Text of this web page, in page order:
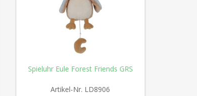
Spieluhr Eule Forest Friends GRS
Artikel-Nr. LD8906